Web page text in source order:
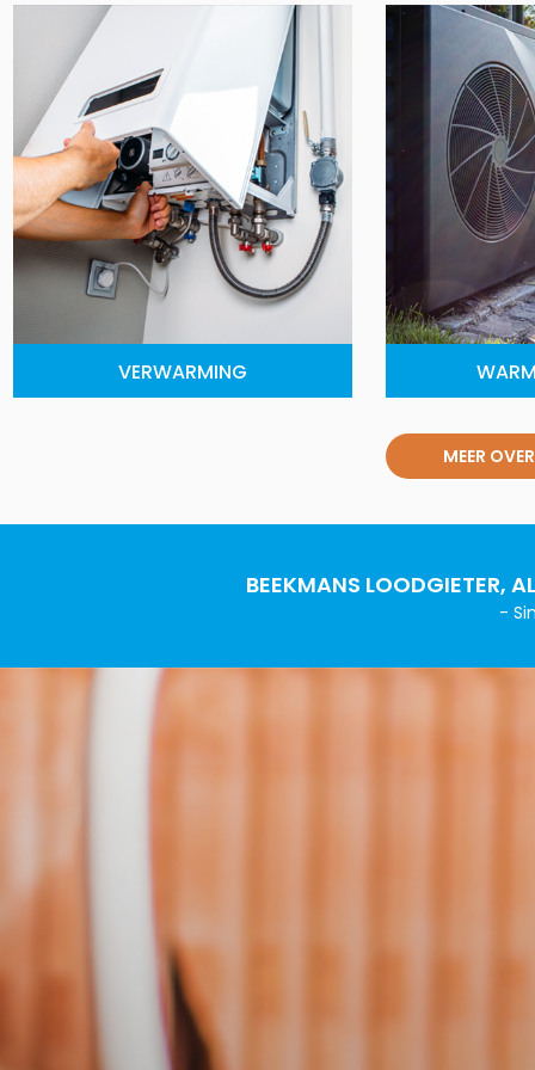
VERWARMING
MEER
BEEKMANS LOODGIETER,
-